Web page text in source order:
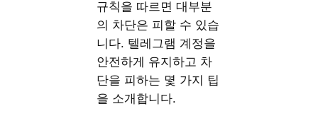
규칙을 따르면 대부분
의 차단은 피할 수 있습
니다. 텔레그램 계정을
안전하게 유지하고 차
단을 피하는 몇 가지 팁
을 소개합니다.